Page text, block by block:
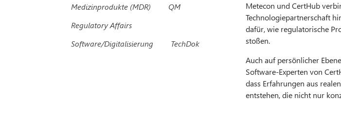
Medizinprodukte (MDR)
QM
Regulatory Affairs
Software/Digitalisierung
TechDok
Metecon und CertHub
Technologiepartnerschaft
dafür, wie regulatorische
stoßen.
Auch auf persönlicher
Software-Experten von
dass Erfahrungen aus
entstehen, die nicht nur